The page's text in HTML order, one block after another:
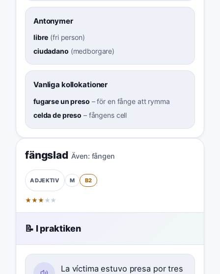
Antonymer
libre (fri person)
ciudadano (medborgare)
Vanliga kollokationer
fugarse un preso –för en fånge att rymma
celda de preso – fångens cell
fängslad Även: fången
ADJEKTIV M B2
★★★ ★ ★
📝 I praktiken
La víctima estuvo presa por tres